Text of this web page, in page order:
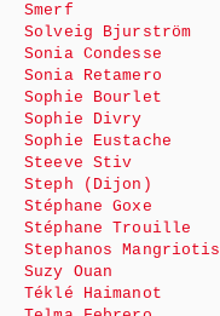
Smerf
Solveig Bjurström
Sonia Condesse
Sonia Retamero
Sophie Bourlet
Sophie Divry
Sophie Eustache
Steeve Stiv
Steph (Dijon)
Stéphane Goxe
Stéphane Trouille
Stephanos Mangriotis
Suzy Ouan
Téklé Haimanot